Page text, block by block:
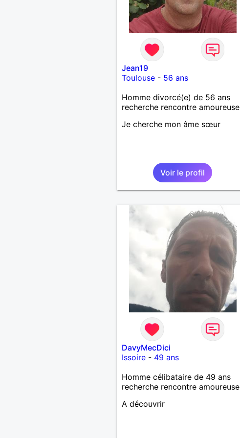
Jean19
Toulouse- 56 ans
Homme divorcé(e) de 56 ans
recherche rencontre amoureuse
Je cherche mon âme sœur
Voir le profil
DavyMecDici
Issoire- 49 ans
Homme célibataire de 49 ans
recherche rencontre amoureuse
A découvrir